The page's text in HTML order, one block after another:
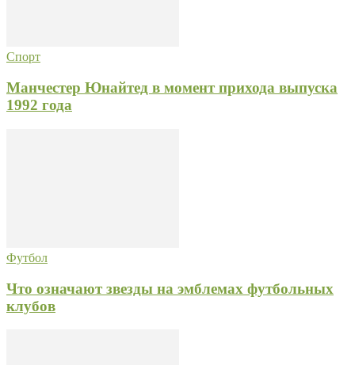
Спорт
Манчестер Юнайтед в момент прихода выпуска
1992 года
Футбол
Что означают звезды на эмблемах футбольных
клубов